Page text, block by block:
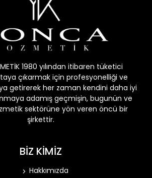
1980 yılından itibaren tüketici
çıkarmak için profesyonelliği ve
getirerek her zaman kendini daha iyi
adamış geçmişin, bugunün ve
sektörüne yön veren öncü bir
şirkettir.
BİZ KİMİZ
Hakkımızda